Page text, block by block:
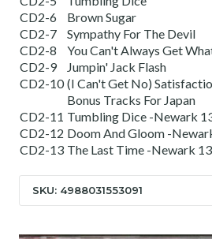
CD2-6
Brown Sugar
CD2-7
Sympathy For The Devil
CD2-8
You Can't Always Get
CD2-9
Jumpin' Jack Flash
CD2-10 (I Can't Get No)
Bonus Tracks For Japan
CD2-11 Tumbling Dice -Newark
CD2-12 Doom And Gloom -
CD2-13 The Last Time -Newark
SKU: 4988031553091